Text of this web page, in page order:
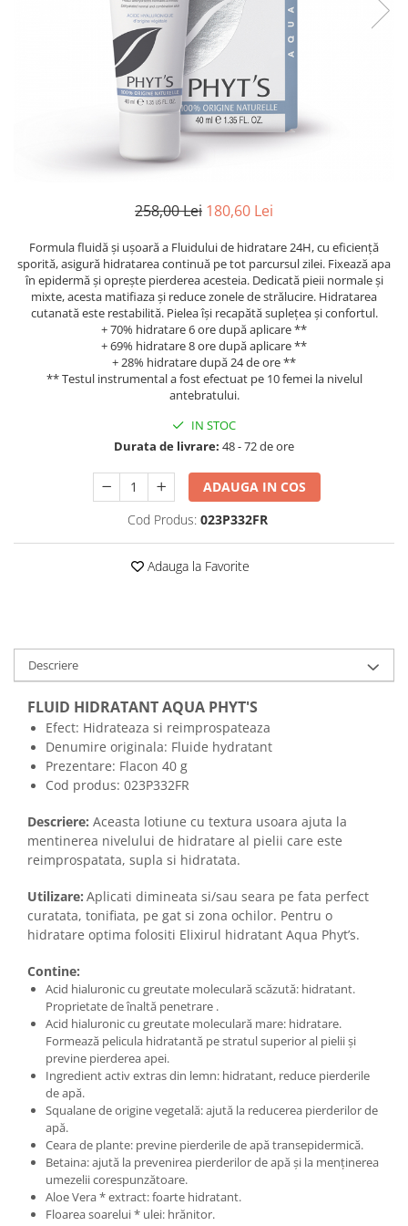
Creme bio anti-poluare
Creme bio piele grasă acneică
258,00 Lei 180,60 Lei
Formula fluidă și ușoară a Fluidului de hidratare 24H, cu eficiență
sporită, asigură hidratarea continuă pe tot parcursul zilei. Fixează apa
în epidermă și oprește pierderea acesteia. Dedicată pieii normale și
mixte, acesta matifiaza și reduce zonele de strălucire. Hidratarea
cutanată este restabilită. Pielea își recapătă suplețea și confortul.
+ 70% hidratare 6 ore după aplicare **
+ 69% hidratare 8 ore după aplicare **
+ 28% hidratare după 24 de ore **
** Testul instrumental a fost efectuat pe 10 femei la nivelul
antebratului.
IN STOC
Durata de livrare: 48 - 72 de ore
ADAUGA IN COS
Cod Produs: 023P332FR
Adauga la Favorite
Descriere
FLUID HIDRATANT AQUA PHYT'S
Efect: Hidrateaza si reimprospateaza
Denumire originala: Fluide hydratant
Prezentare: Flacon 40 g
Cod produs: 023P332FR
Descriere: Aceasta lotiune cu textura usoara ajuta la
mentinerea nivelului de hidratare al pielii care este
reimprospatata, supla si hidratata.
Utilizare: Aplicati dimineata si/sau seara pe fata perfect
curatata, tonifiata, pe gat si zona ochilor. Pentru o
hidratare optima folositi Elixirul hidratant Aqua Phyt’s.
Contine:
Acid hialuronic cu greutate moleculară scăzută: hidratant.
Proprietate de înaltă penetrare .
Acid hialuronic cu greutate moleculară mare: hidratare.
Formează pelicula hidratantă pe stratul superior al pielii și
previne pierderea apei.
Ingredient activ extras din lemn: hidratant, reduce pierderile
de apă.
Squalane de origine vegetală: ajută la reducerea pierderilor de
apă.
Ceara de plante: previne pierderile de apă transepidermică.
Betaina: ajută la prevenirea pierderilor de apă și la menținerea
umezelii corespunzătoare.
Aloe Vera * extract: foarte hidratant.
Floarea soarelui * ulei: hrănitor.